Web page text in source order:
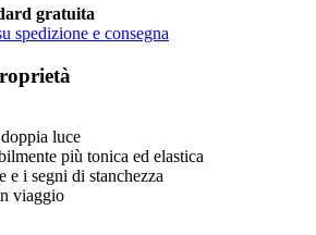
gratuita
spedizione e consegna
luce
più tonica ed elastica
e i segni di stanchezza
viaggio